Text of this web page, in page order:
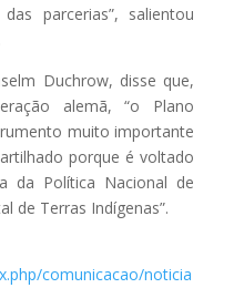
parcerias”, salientou
Duchrow, disse que,
alemã, “o Plano
muito importante
porque é voltado
da Política Nacional de
de Terras Indígenas”.
comunicacao/noticia